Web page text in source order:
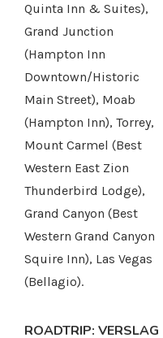
Quinta Inn & Suites),
Grand Junction
(Hampton Inn
Downtown/Historic
Main Street), Moab
(Hampton Inn), Torrey,
Mount Carmel (Best
Western East Zion
Thunderbird Lodge),
Grand Canyon (Best
Western Grand Canyon
Squire Inn), Las Vegas
(Bellagio).
ROADTRIP: VERSLAG